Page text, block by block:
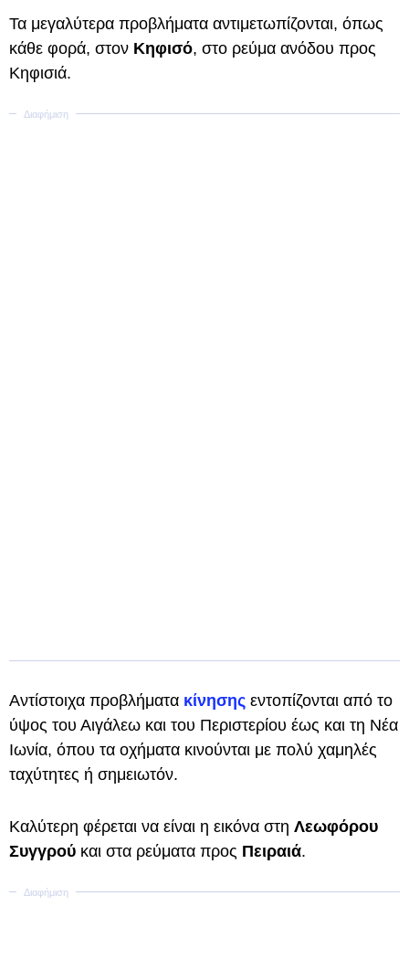
Τα μεγαλύτερα προβλήματα αντιμετωπίζονται, όπως
κάθε φορά, στον Κηφισό, στο ρεύμα ανόδου προς
Κηφισιά.
Αντίστοιχα προβλήματα κίνησης εντοπίζονται από το
ύψος του Αιγάλεω και του Περιστερίου έως και τη Νέα
Ιωνία, όπου τα οχήματα κινούνται με πολύ χαμηλές
ταχύτητες ή σημειωτόν.
Καλύτερη φέρεται να είναι η εικόνα στη Λεωφόρου
Συγγρού και στα ρεύματα προς Πειραιά.